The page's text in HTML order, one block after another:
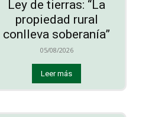
Ley de tierras: “La
propiedad rural
conlleva soberanía”
05/08/2026
Leer más